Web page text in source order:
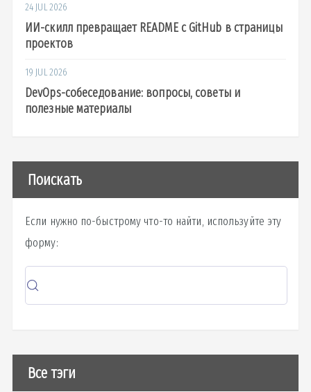
24 JUL 2026
ИИ-скилл превращает README с GitHub в страницы
проектов
19 JUL 2026
DevOps-собеседование: вопросы, советы и
полезные материалы
Поискать
Если нужно по-быстрому что-то найти, используйте эту
форму:
Все тэги